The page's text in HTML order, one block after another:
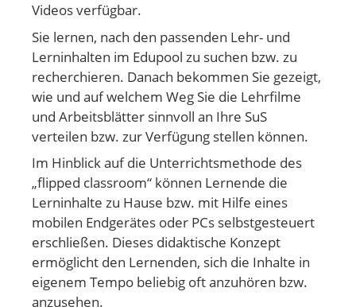
Videos verfügbar.
Sie lernen, nach den passenden Lehr- und
Lerninhalten im Edupool zu suchen bzw. zu
recherchieren. Danach bekommen Sie gezeigt,
wie und auf welchem Weg Sie die Lehrfilme
und Arbeitsblätter sinnvoll an Ihre SuS
verteilen bzw. zur Verfügung stellen können.
Im Hinblick auf die Unterrichtsmethode des
„flipped classroom“ können Lernende die
Lerninhalte zu Hause bzw. mit Hilfe eines
mobilen Endgerätes oder PCs selbstgesteuert
erschließen. Dieses didaktische Konzept
ermöglicht den Lernenden, sich die Inhalte in
eigenem Tempo beliebig oft anzuhören bzw.
anzusehen.